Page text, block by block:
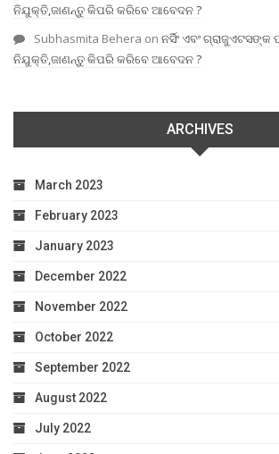
ନିଯୁକ୍ତି,ଜାଣନ୍ତୁ କିପରି କରିବେ ଆବେଦନ ?
Subhasmita Behera on ନର୍ସିଂ ଏବଂ ଗ୍ରାଜୁଏଟସଙ୍କ
ନିଯୁକ୍ତି,ଜାଣନ୍ତୁ କିପରି କରିବେ ଆବେଦନ ?
ARCHIVES
March 2023
February 2023
January 2023
December 2022
November 2022
October 2022
September 2022
August 2022
July 2022